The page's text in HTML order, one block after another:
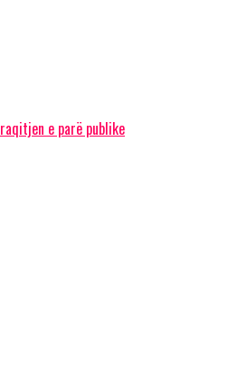
e parë publike